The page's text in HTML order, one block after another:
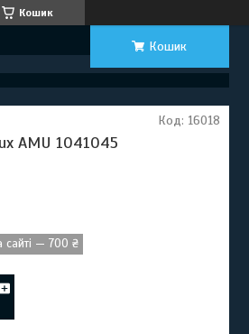
Кошик
Кошик
AMU 1041045
Код: 16018
сайті — 700 ₴